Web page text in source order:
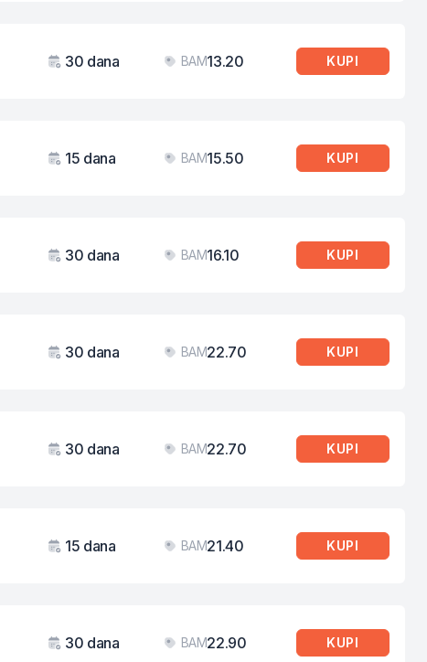
Važenje
30 dana
Cijena
BAM13.20 KUPI
Važenje
15 dana
Cijena
BAM15.50 KUPI
Važenje
30 dana
Cijena
BAM16.10 KUPI
Važenje
30 dana
Cijena
BAM22.70 KUPI
Važenje
30 dana
Cijena
BAM22.70 KUPI
Važenje
15 dana
Cijena
BAM21.40 KUPI
Važenje
30 dana
Cijena
BAM22.90 KUPI